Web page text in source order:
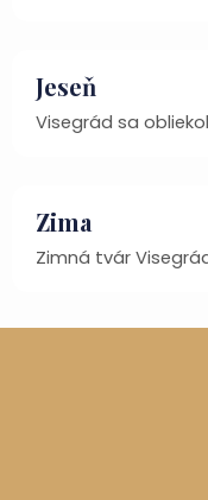
Jeseň
Visegrád sa
Zima
Zimná tvár